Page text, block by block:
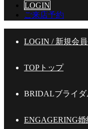
LOGIN
ご来店予約
LOGIN / 新規会
TOP トップ
BRIDALブライダ
ENGAGERING婚